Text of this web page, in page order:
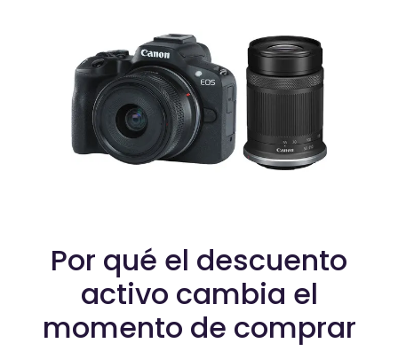
Por qué el descuento
activo cambia el
momento de comprar